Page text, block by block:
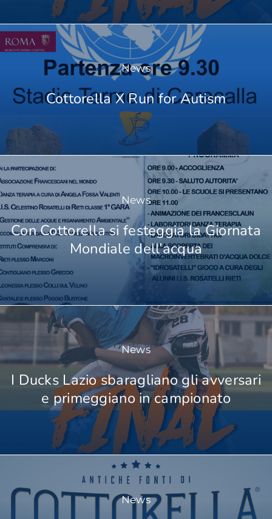
News
Cottorella X Run for Autism
News
Con Cottorella si festeggia la Giornata
Mondiale dell’acqua
News
I Ducks Lazio sbaragliano gli avversari
e primeggiano in campionato
News